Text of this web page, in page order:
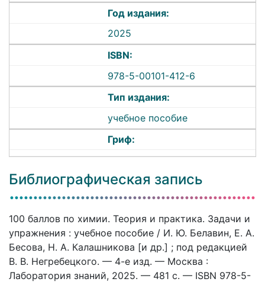
Год издания:
2025
ISBN:
978-5-00101-412-6
Тип издания:
учебное пособие
Гриф:
Библиографическая запись
100 баллов по химии. Теория и практика. Задачи и
упражнения : учебное пособие / И. Ю. Белавин, Е. А.
Бесова, Н. А. Калашникова [и др.] ; под редакцией
В. В. Негребецкого. — 4-е изд. — Москва :
Лаборатория знаний, 2025. — 481 c. — ISBN 978-5-